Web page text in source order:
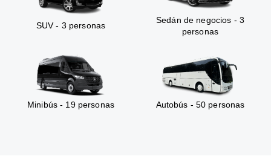
SUV - 3 personas
Sedán de negocios - 3
personas
Minibús - 19 personas Autobús - 50 personas